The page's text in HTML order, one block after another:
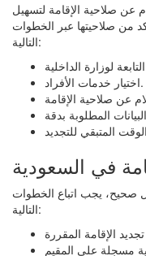
عن صلاحية الإقامة لتسهيل
من صلاحيتها عبر الخطوات
التالية:
اختيار خدمات الأفراد.
في السعودية
صحيح، يجب اتباع الخطوات
التالية: